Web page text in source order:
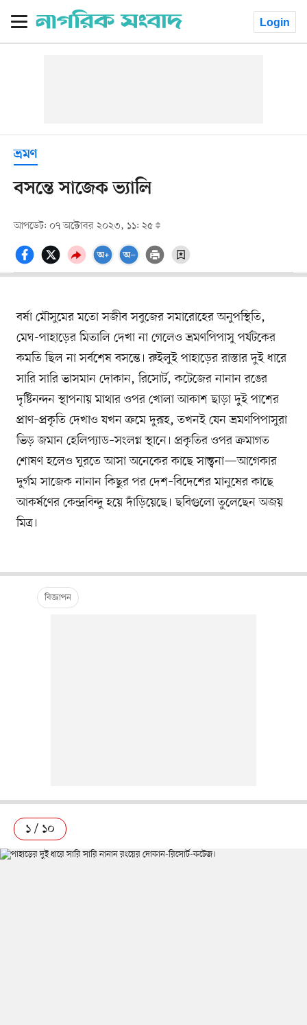
Login
ভ্রমণ
বসন্তে সাজেক ভ্যালি
আপডেট: ০৭ অক্টোবর ২০২৩, ১১: ২৫
বর্ষা মৌসুমের মতো সজীব সবুজের সমারোহের অনুপস্থিতি,
মেঘ-পাহাড়ের মিতালি দেখা না গেলেও ভ্রমণপিপাসু পর্যটকের
কমতি ছিল না সর্বশেষ বসন্তে। রুইলুই পাহাড়ের রাস্তার দুই ধারে
সারি সারি ভাসমান দোকান, রিসোর্ট, কটেজের নানান রঙের
দৃষ্টিনন্দন স্থাপনায় মাথার ওপর খোলা আকাশ ছাড়া দুই পাশের
প্রাণ–প্রকৃতি দেখাও যখন ক্রমে দুরূহ, তখনই যেন ভ্রমণপিপাসুরা
ভিড় জমান হেলিপ্যাড–সংলগ্ন স্থানে। প্রকৃতির ওপর ক্রমাগত
শোষণ হলেও ঘুরতে আসা অনেকের কাছে সান্ত্বনা—আগেকার
দুর্গম সাজেক নানান কিছুর পর দেশ–বিদেশের মানুষের কাছে
আকর্ষণের কেন্দ্রবিন্দু হয়ে দাঁড়িয়েছে। ছবিগুলো তুলেছেন অজয়
মিত্র।
১ / ১০